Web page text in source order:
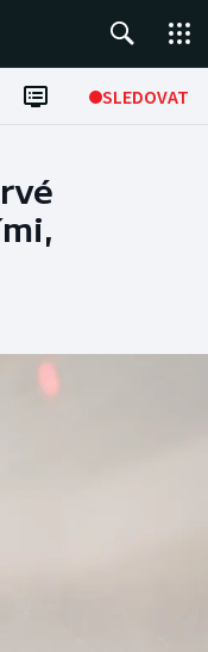
SLEDOVAT